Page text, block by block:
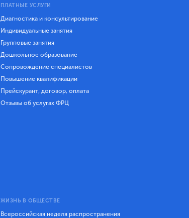
ПЛАТНЫЕ УСЛУГИ
Диагностика и консультирование
Индивидуальные занятия
Групповые занятия
Дошкольное образование
Сопровождение специалистов
Повышение квалификации
Прейскурант, договор, оплата
Отзывы об услугах ФРЦ
ЖИЗНЬ В ОБЩЕСТВЕ
Всероссийская неделя распространения